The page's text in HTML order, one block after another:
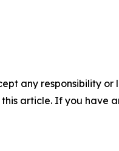
any responsibility
article. If you have